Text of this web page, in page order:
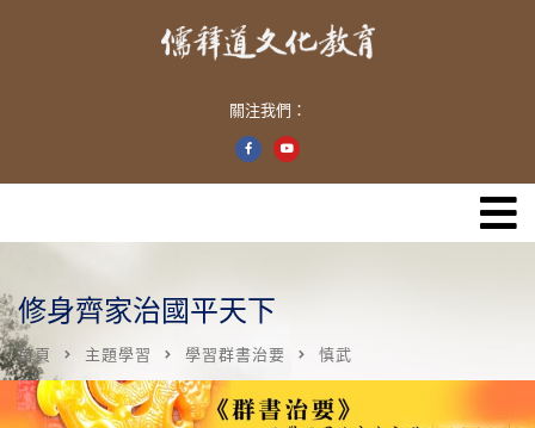
關注我們：
修身齊家治國平天下
首頁 主題學習 學習群書治要 慎武